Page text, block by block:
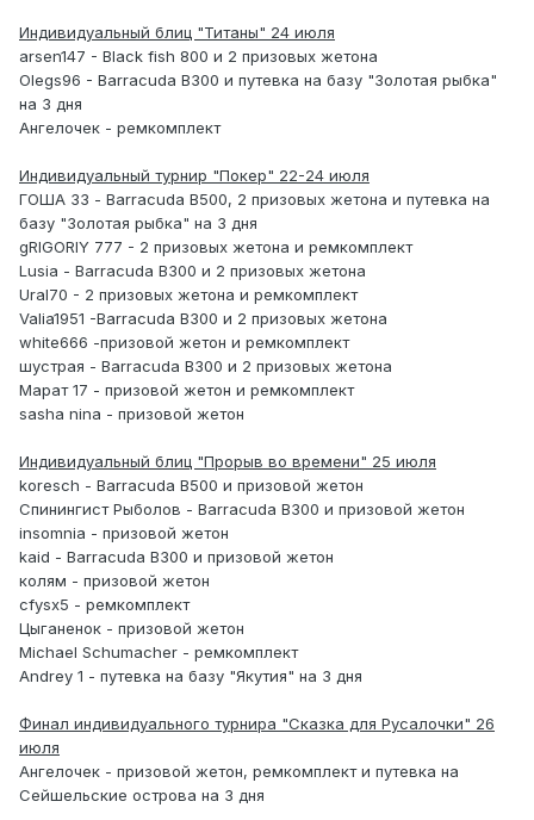
Индивидуальный блиц "Титаны" 24 июля
arsen147 - Black fish 800 и 2 призовых жетона
Olegs96 - Barracuda B300 и путевка на базу "Золотая рыбка"
на 3 дня
Ангелочек - ремкомплект
Индивидуальный турнир "Покер" 22-24 июля
ГОША 33 - Barracuda B500, 2 призовых жетона и путевка на
базу "Золотая рыбка" на 3 дня
gRIGORIY 777 - 2 призовых жетона и ремкомплект
Lusia - Barracuda B300 и 2 призовых жетона
Ural70 - 2 призовых жетона и ремкомплект
Valia1951 -Barracuda B300 и 2 призовых жетона
white666 -призовой жетон и ремкомплект
шустрая - Barracuda B300 и 2 призовых жетона
Марат 17 - призовой жетон и ремкомплект
sasha nina - призовой жетон
Индивидуальный блиц "Прорыв во времени" 25 июля
koresch - Barracuda B500 и призовой жетон
Спинингист Рыболов - Barracuda B300 и призовой жетон
insomnia - призовой жетон
kaid - Barracuda B300 и призовой жетон
колям - призовой жетон
cfysx5 - ремкомплект
Цыганенок - призовой жетон
Michael Schumacher - ремкомплект
Andrey 1 - путевка на базу "Якутия" на 3 дня
Финал индивидуального турнира "Сказка для Русалочки" 26
июля
Ангелочек - призовой жетон, ремкомплект и путевка на
Сейшельские острова на 3 дня